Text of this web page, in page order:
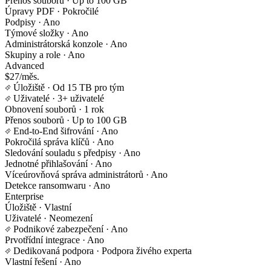
Úpravy PDF · Pokročilé
Podpisy · Ano
Týmové složky · Ano
Administrátorská konzole · Ano
Skupiny a role · Ano
Advanced
$27/měs.
Úložiště · Od 15 TB pro tým
Uživatelé · 3+ uživatelé
Obnovení souborů · 1 rok
Přenos souborů · Up to 100 GB
End-to-End šifrování · Ano
Pokročilá správa klíčů · Ano
Sledování souladu s předpisy · Ano
Jednotné přihlašování · Ano
Víceúrovňová správa administrátorů · Ano
Detekce ransomwaru · Ano
Enterprise
Úložiště · Vlastní
Uživatelé · Neomezení
Podnikové zabezpečení · Ano
Prvotřídní integrace · Ano
Dedikovaná podpora · Podpora živého experta
Vlastní řešení · Ano